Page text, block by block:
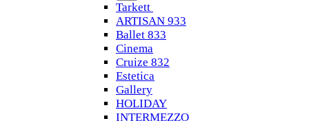
Tarkett
ARTISAN 933
Ballet 833
Cinema
Cruize 832
Estetica
Gallery
HOLIDAY
INTERMEZZO